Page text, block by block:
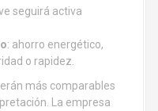
seguirá activa
: ahorro energético,
o rapidez.
más comparables
La empresa